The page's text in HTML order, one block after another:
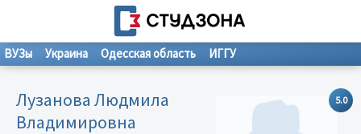
ВУЗы Украина Одесская область ИГГУ
5.0
Лузанова Людмила
Владимировна